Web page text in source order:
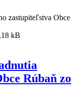
zastupiteľstva Obce
kB
Rúbaň zo